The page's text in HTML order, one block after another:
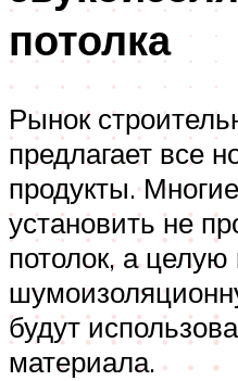
потолка
Рынок
предлагает все
продукты.
установить не
потолок, а
будут
материала.